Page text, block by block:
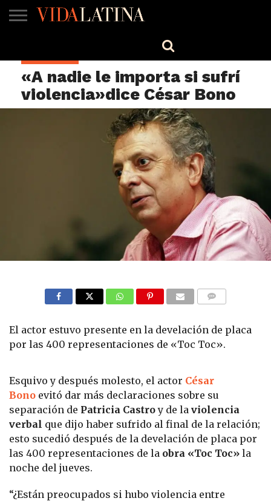
TV
«A nadie le importa si sufrí
violencia»dice César Bono
El actor estuvo presente en la develación de placa
por las 400 representaciones de «Toc Toc».
Esquivo y después molesto, el actor César
Bono evitó dar más declaraciones sobre su
separación de Patricia Castroy de la violencia
verbal que dijo haber sufrido al final de la relación;
esto sucedió después de la develación de placa por
las 400 representaciones de la obra «Toc Toc» la
noche del jueves.
“¿Están preocupados si hubo violencia entre